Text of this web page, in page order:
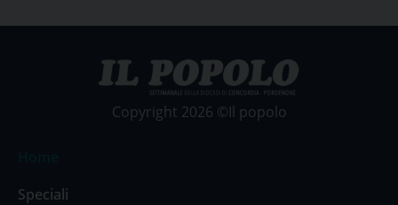
Copyright 2026 ©Il popolo
Speciali